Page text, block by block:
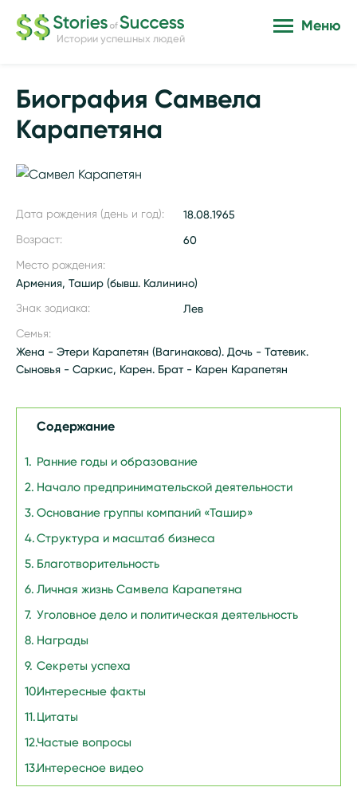
Истории успешных людей
Меню
Биография Самвела
Карапетяна
Дата рождения (день и год): 18.08.1965
Возраст: 60
Место рождения:
Армения, Ташир (бывш. Калинино)
Знак зодиака: Лев
Семья:
Жена - Этери Карапетян (Вагинакова). Дочь - Татевик.
Сыновья - Саркис, Карен. Брат - Карен Карапетян
Содержание
Ранние годы и образование
Начало предпринимательской деятельности
Основание группы компаний «Ташир»
Структура и масштаб бизнеса
Благотворительность
Личная жизнь Самвела Карапетяна
Уголовное дело и политическая деятельность
Награды
Секреты успеха
Интересные факты
Цитаты
Частые вопросы
Интересное видео